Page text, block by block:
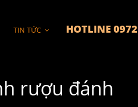
TIN TỨC HOTLINE
rượu đánh